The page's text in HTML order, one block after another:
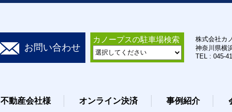
お問い合わせ
カノープスの駐車場検索
株式会社カ
神奈川県横
TEL : 045-
不動産会社様 オンライン決済 事例紹介